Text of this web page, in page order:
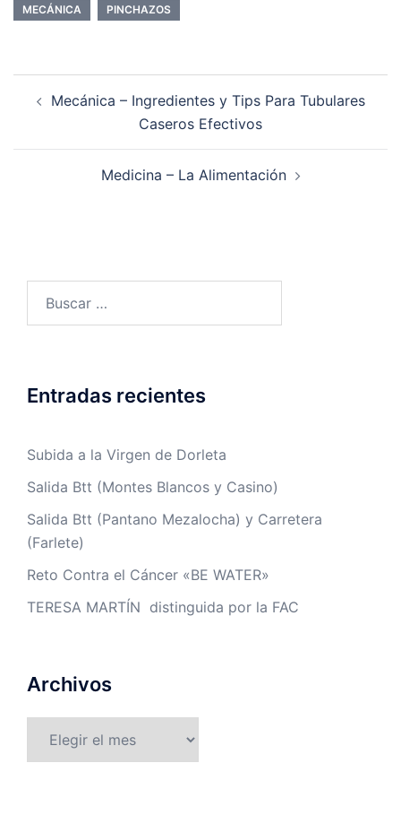
MECÁNICA PINCHAZOS
de
Mecánica – Ingredientes y Tips Para Tubulares
Caseros Efectivos
Medicina – La Alimentación
Entradas recientes
Subida a la Virgen de Dorleta
Salida Btt (Montes Blancos y Casino)
Salida Btt (Pantano Mezalocha) y Carretera
(Farlete)
Reto Contra el Cáncer «BE WATER»
TERESA MARTÍN distinguida por la FAC
Archivos